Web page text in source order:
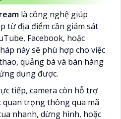
là công nghệ giúp
từ địa điểm cần giám sát
Facebook, hoặc
này sẽ phù hợp cho việc
quảng bá và bàn hàng
dụng được.
tiếp, camera còn hỗ trợ
quan trọng thông qua mã
nhanh, dừng hình, hoặc